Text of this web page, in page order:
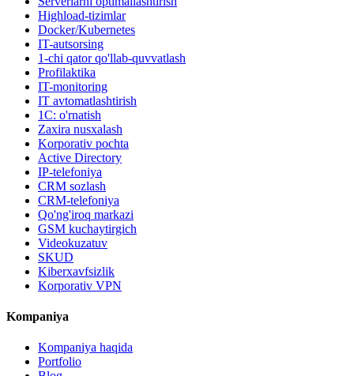
Highload-tizimlar
Docker/Kubernetes
IT-autsorsing
1-chi qator qo'llab-quvvatlash
Profilaktika
IT-monitoring
IT avtomatlashtirish
1C: o'rnatish
Zaxira nusxalash
Korporativ pochta
Active Directory
IP-telefoniya
CRM sozlash
CRM-telefoniya
Qo'ng'iroq markazi
GSM kuchaytirgich
Videokuzatuv
SKUD
Kiberxavfsizlik
Korporativ VPN
Kompaniya
Kompaniya haqida
Portfolio